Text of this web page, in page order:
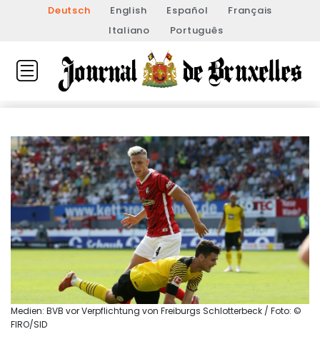
Deutsch English Español
Français
Italiano
Português
Medien: BVB vor Verpflichtung von Freiburgs Schlotterbeck / Foto: ©
FIRO/SID